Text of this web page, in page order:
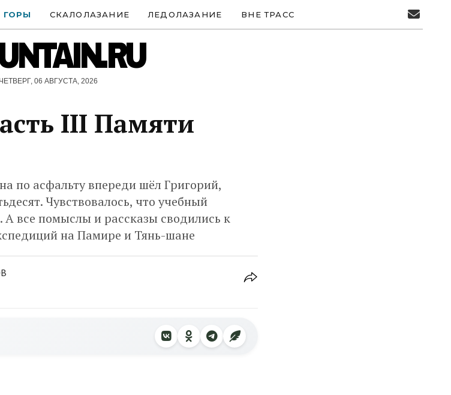
СКАЛОЛАЗАНИЕ ЛЕДОЛАЗАНИЕ ВНЕ ТРАСС
ЧЕТВЕРГ, 06 АВГУСТА, 2026
III Памяти
по асфальту впереди шёл Григорий,
Чувствовалось, что учебный
А все помыслы и рассказы сводились к
на Памире и Тянь-шане